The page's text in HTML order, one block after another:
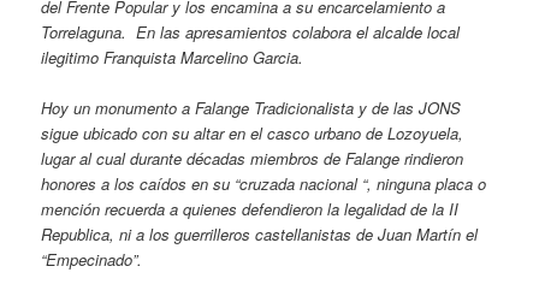
del Frente Popular y los encamina a su encarcelamiento a
Torrelaguna. En las apresamientos colabora el alcalde local
ilegitimo Franquista Marcelino Garcia.
Hoy un monumento a Falange Tradicionalista y de las JONS
sigue ubicado con su altar en el casco urbano de Lozoyuela,
lugar al cual durante décadas miembros de Falange rindieron
honores a los caídos en su “cruzada nacional “, ninguna placa o
mención recuerda a quienes defendieron la legalidad de la II
Republica, ni a los guerrilleros castellanistas de Juan Martín el
“Empecinado”.